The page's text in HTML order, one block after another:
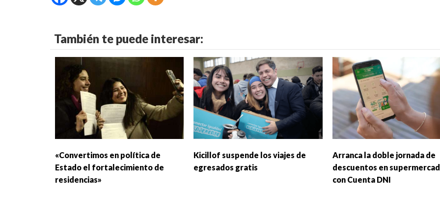
También te puede interesar:
«Convertimos en política de
Estado el fortalecimiento de
residencias»
Kicillof suspende los viajes de
egresados gratis
Arranca la doble jornada de
descuentos en
con Cuenta DNI